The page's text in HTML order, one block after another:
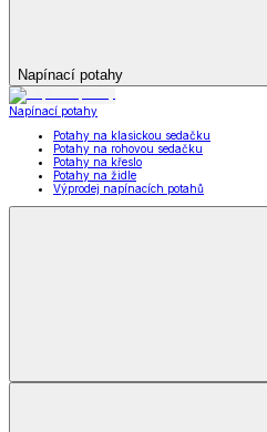
Napínací potahy
Napínací potahy
Potahy na klasickou sedačku
Potahy na rohovou sedačku
Potahy na křeslo
Potahy na židle
Výprodej napínacích potahů